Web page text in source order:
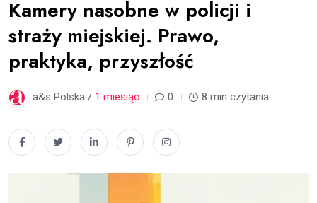
Kamery nasobne w policji i
straży miejskiej. Prawo,
praktyka, przyszłość
a&s Polska / 1 miesiąc 0 8 min czytania